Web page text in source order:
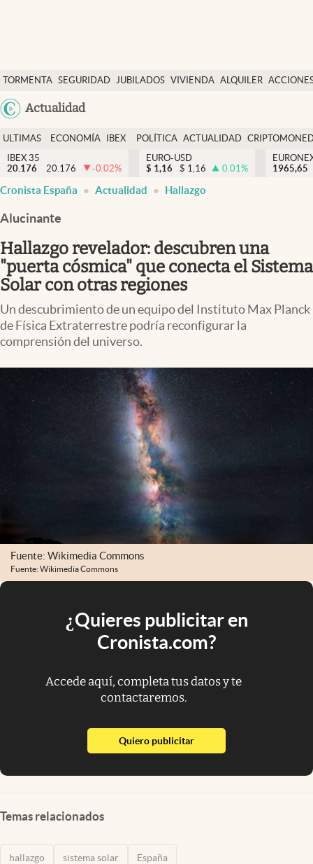
TORMENTA SEGURIDAD JUBILADOS VIVIENDA ALQUILER
USA
Actualidad
Economía y finanzas
Política
Actualidad
Criptomonedas
España
ULTIMAS
NOTICIAS
ECONOMÍA
FINANZAS
IBEX
EURO
POLÍTICA ACTUALIDAD
IBEX 35
20.176
20.176 -0.02%
EURO-USD
$ 1,16 $ 1,16 0.01%
1965,65
Cronista España Actualidad Hallazgo
Alucinante
Hallazgo revelador: descubren una
"puerta cósmica" que conecta el Sistema
Solar con otras regiones
Un descubrimiento de un equipo del Instituto Max Planck
de Física Extraterrestre podría reconfigurar la
comprensión del universo.
Fuente: Wikimedia Commons
Fuente: Wikimedia Commons
¿Quieres publicitar en
Cronista.com?
Accede aquí, completa tus datos y te
contactaremos.
Quiero publicitarabre en nueva pestaña
Temas relacionados
hallazgo sistema solar España